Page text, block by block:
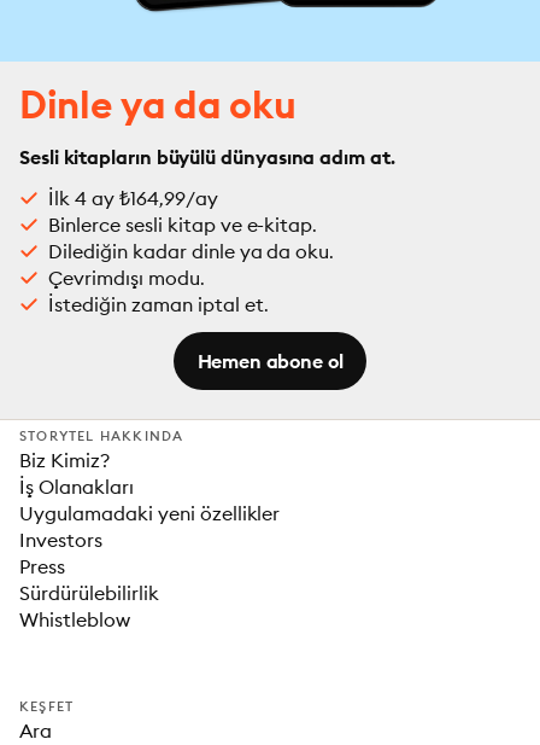
Dinle ya da oku
Sesli kitapların büyülü dünyasına adım at.
İlk 4 ay ₺164,99/ay
Binlerce sesli kitap ve e-kitap.
Dilediğin kadar dinle ya da oku.
Çevrimdışı modu.
İstediğin zaman iptal et.
Hemen abone ol
STORYTEL HAKKINDA
Biz Kimiz?
İş Olanakları
Uygulamadaki yeni özellikler
Investors
Press
Sürdürülebilirlik
Whistleblow
KEŞFET
Ara